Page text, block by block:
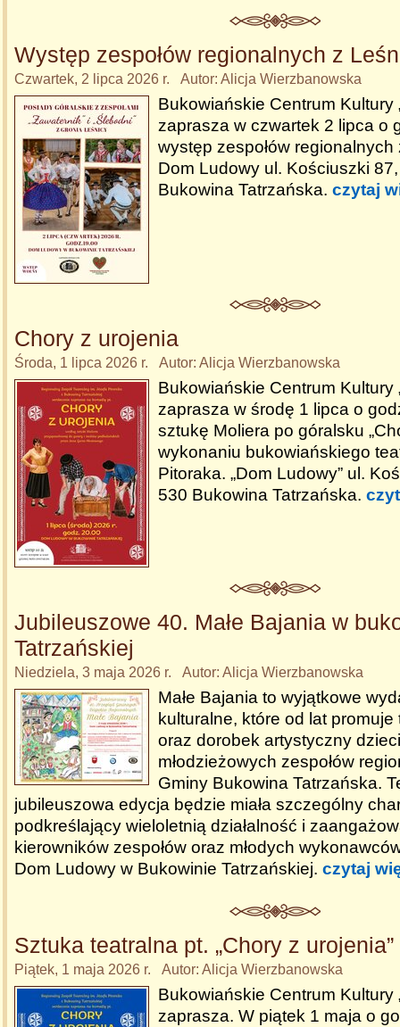
Występ zespołów regionalnych z
Czwartek, 2 lipca 2026 r. Autor: Alicja Wierzbanowska
Bukowiańskie Centrum Kultury
zaprasza w czwartek 2 lipca o
występ zespołów
Dom Ludowy ul. Kościuszki
Bukowina Tatrzańska. czytaj
Chory z urojenia
Środa, 1 lipca 2026 r. Autor: Alicja Wierzbanowska
Bukowiańskie Centrum Kultury
zaprasza w środę 1 lipca o
sztukę Moliera po góralsku
wykonaniu bukowiańskiego
Pitoraka. „Dom Ludowy” ul.
530 Bukowina Tatrzańska.
Jubileuszowe 40. Małe Bajania w
Tatrzańskiej
Niedziela, 3 maja 2026 r. Autor: Alicja Wierzbanowska
Małe Bajania to wyjątkowe
kulturalne, które od lat
oraz dorobek artystyczny
młodzieżowych zespołów
Gminy Bukowina Tatrzańska.
jubileuszowa edycja będzie miała szczególny
podkreślający wieloletnią działalność i
kierowników zespołów oraz młodych
Dom Ludowy w Bukowinie Tatrzańskiej. czytaj
Sztuka teatralna pt. „Chory z urojenia”
Piątek, 1 maja 2026 r. Autor: Alicja Wierzbanowska
Bukowiańskie Centrum Kultury
zaprasza. W piątek 1 maja o